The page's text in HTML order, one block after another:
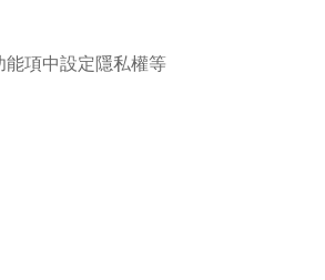
項中設定隱私權等